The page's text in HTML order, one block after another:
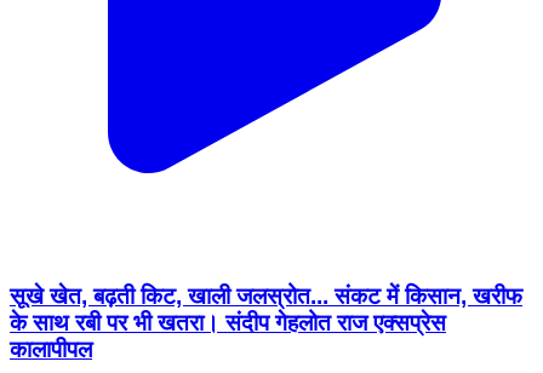
सूखे खेत, बढ़ती किट, खाली जलस्रोत... संकट में किसान, खरीफ
के साथ रबी पर भी खतरा। संदीप गेहलोत राज एक्सप्रेस
कालापीपल